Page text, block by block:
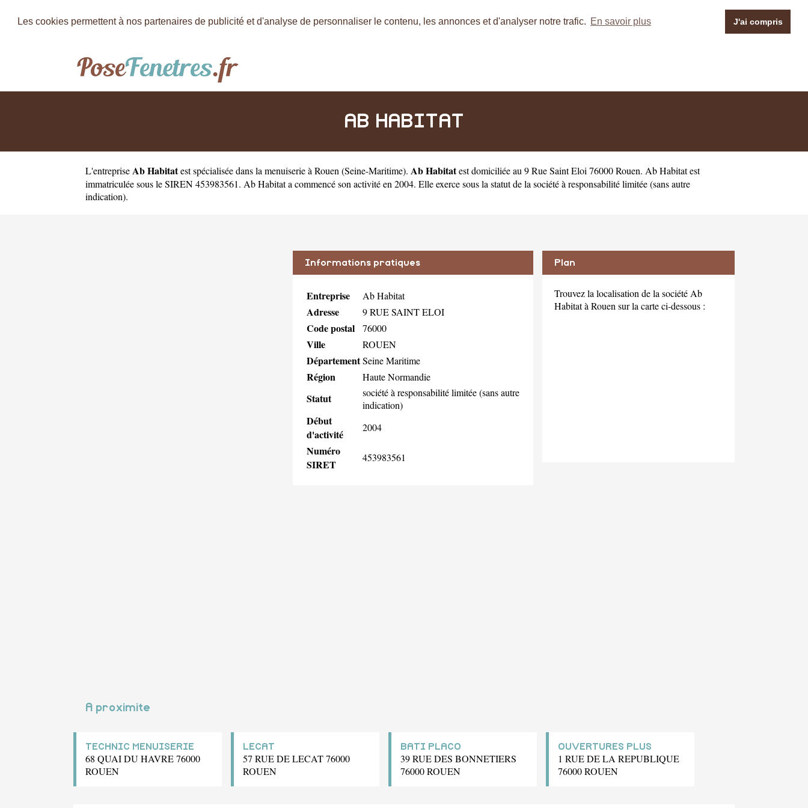
Les cookies permettent à nos partenaires de publicité et d'analyse de personnaliser le contenu, les annonces et d'analyser notre trafic. En savoir plus J'ai compris
AB HABITAT
L'entreprise Ab Habitatestspécialisée dans la menuiserie à Rouen (Seine-Maritime). Ab Habitatest domiciliée au 9 Rue Saint Eloi 76000 Rouen. Ab Habitat est
immatriculée sous le SIREN 453983561. Ab Habitat a commencé son activité en 2004. Elle exerce sous la statut de la société à responsabilité limitée (sans autre
indication).
Informations pratiques
Entreprise Ab Habitat
Adresse 9 RUE SAINT ELOI
Code postal 76000
Ville ROUEN
DépartementSeine Maritime
Région Haute Normandie
Statut
société à responsabilité limitée (sans autre
indication)
Début
d'activité
2004
Numéro
SIRET
453983561
Plan
Trouvez la localisation de la société Ab
Habitat à Rouen sur la carte ci-dessous :
A proximite
TECHNIC MENUISERIE
68 QUAI DU HAVRE 76000
ROUEN
LECAT
57 RUE DE LECAT 76000
ROUEN
BATI PLACO
39 RUE DES BONNETIERS
76000 ROUEN
OUVERTURES PLUS
1 RUE DE LA REPUBLIQUE
76000 ROUEN